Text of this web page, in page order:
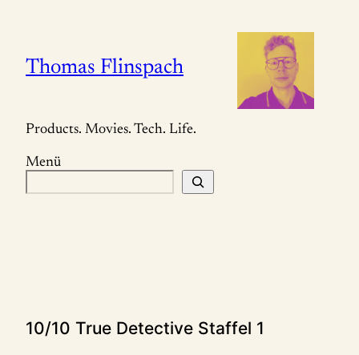
springen
Thomas Flinspach
Products. Movies. Tech. Life.
Menü
u
10/10 True Detective Staffel 1